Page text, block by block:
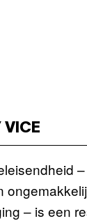
VICE
– is een